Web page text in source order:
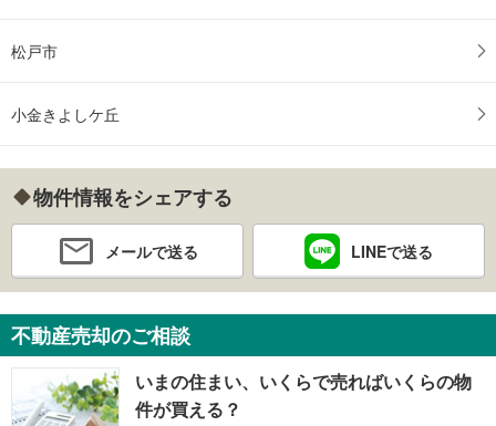
松戸市
小金きよしケ丘
物件情報をシェアする
メールで送る LINEで送る
不動産売却のご相談
いまの住まい、いくらで売ればいくらの物
件が買える？